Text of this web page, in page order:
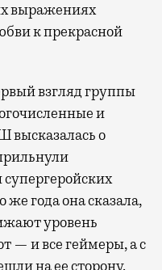
выражениях
к прекрасной
взгляд группы
и
высказалась о
же года она сказала,
уровень
— и все геймеры, а с
на ее сторону.